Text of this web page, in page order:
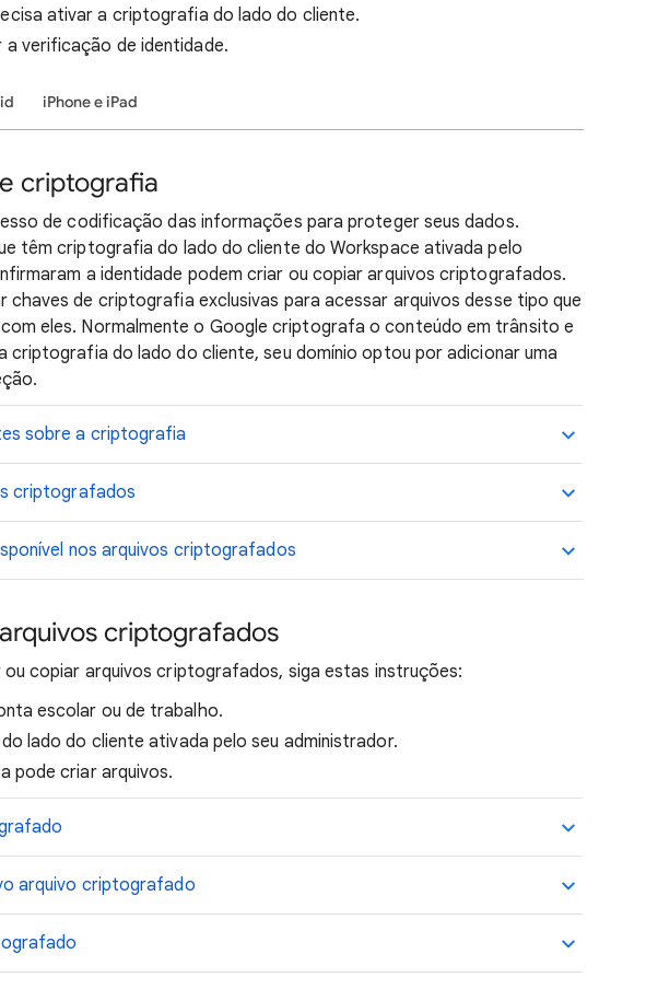
ativar a criptografia do lado do cliente.
verificação de identidade.
iPhone e iPad
criptografia
de codificação das informações para proteger seus dados.
têm criptografia do lado do cliente do Workspace ativada pelo
a identidade podem criar ou copiar arquivos criptografados.
chaves de criptografia exclusivas para acessar arquivos desse tipo que
eles. Normalmente o Google criptografa o conteúdo em trânsito e
criptografia do lado do cliente, seu domínio optou por adicionar uma
sobre a criptografia
criptografados
nos arquivos criptografados
criptografados
ou copiar arquivos criptografados, siga estas instruções:
escolar ou de trabalho.
lado do cliente ativada pelo seu administrador.
pode criar arquivos.
arquivo criptografado